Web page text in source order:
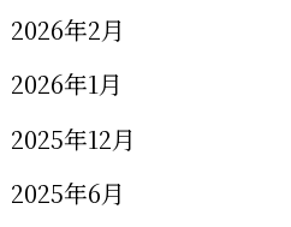
2026年2月
2026年1月
2025年12月
2025年6月